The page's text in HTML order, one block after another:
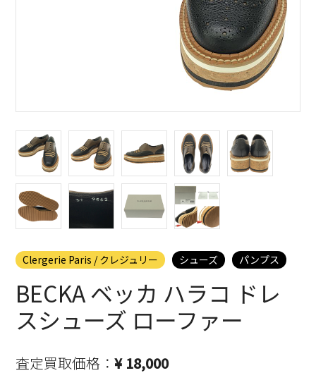
Clergerie Paris / クレジュリー シューズ パンプス
BECKA ベッカ ハラコ ドレ
スシューズ ローファー
査定買取価格：¥ 18,000